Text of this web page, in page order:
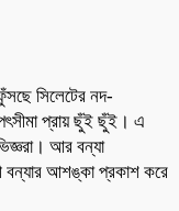
সিলেটের নদ-
প্রায় ছুঁই ছুঁই। এ
আর বন্যা
বন্যার আশঙ্কা প্রকাশ করে